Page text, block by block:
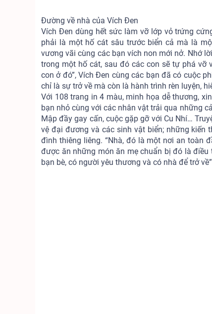
Đường về nhà của Vích Đen
Vích Đen dùng hết sức làm vỡ lớp vỏ trứng
phải là một hố cát sâu trước biển cả mà là
vương vãi cùng các bạn vích non mới nở. Nhớ
trong một hố cát, sau đó các con sẽ tự phá vỡ
con ở đó”, Vích Đen cùng các bạn đã có cuộc
chỉ là sự trở về mà còn là hành trình rèn luyện,
Với 108 trang in 4 màu, minh họa dễ thương,
bạn nhỏ cùng với các nhân vật trải qua những
Mập đầy gay cấn, cuộc gặp gỡ với Cu Nhí…
vệ đại đương và các sinh vật biển; những kiến
đình thiêng liêng. “Nhà, đó là một nơi an toàn
được ăn những món ăn mẹ chuẩn bị đó là
bạn bè, có người yêu thương và có nhà để trở